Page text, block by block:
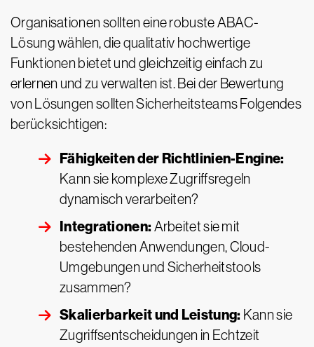
Organisationen sollten eine robuste ABAC-
Lösung wählen, die qualitativ hochwertige
Funktionen bietet und gleichzeitig einfach zu
erlernen und zu verwalten ist. Bei der Bewertung
von Lösungen sollten Sicherheitsteams Folgendes
berücksichtigen:
Fähigkeiten der Richtlinien-Engine:
Kann sie komplexe Zugriffsregeln
dynamisch verarbeiten?
Integrationen:Arbeitet sie mit
bestehenden Anwendungen, Cloud-
Umgebungen und Sicherheitstools
zusammen?
Skalierbarkeit und Leistung: Kann sie
Zugriffsentscheidungen in Echtzeit